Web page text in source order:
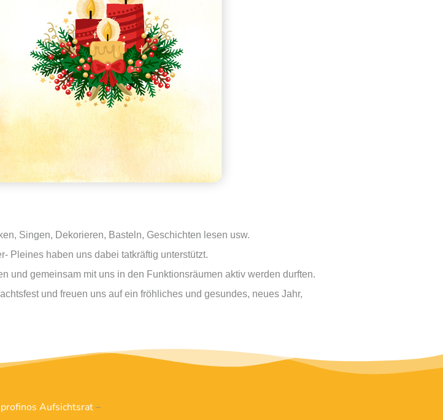
Singen, Dekorieren, Basteln, Geschichten lesen usw.
Pleines haben uns dabei tatkräftig unterstützt.
und gemeinsam mit uns in den Funktionsräumen aktiv werden durften.
und freuen uns auf ein fröhliches und gesundes, neues Jahr,
profinos Aufsichtsrat–